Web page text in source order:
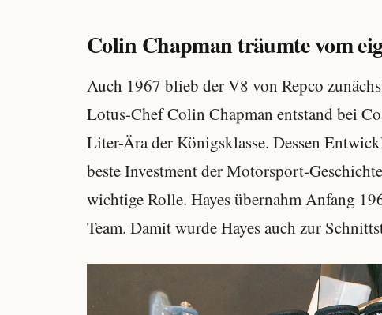
Colin Chapman träumte vom
Auch 1967 blieb der V8 von Repco
Lotus-Chef Colin Chapman entstand bei
Liter-Ära der Königsklasse. Dessen
beste Investment der Motorsport-
wichtige Rolle. Hayes übernahm Anfang
Team. Damit wurde Hayes auch zur